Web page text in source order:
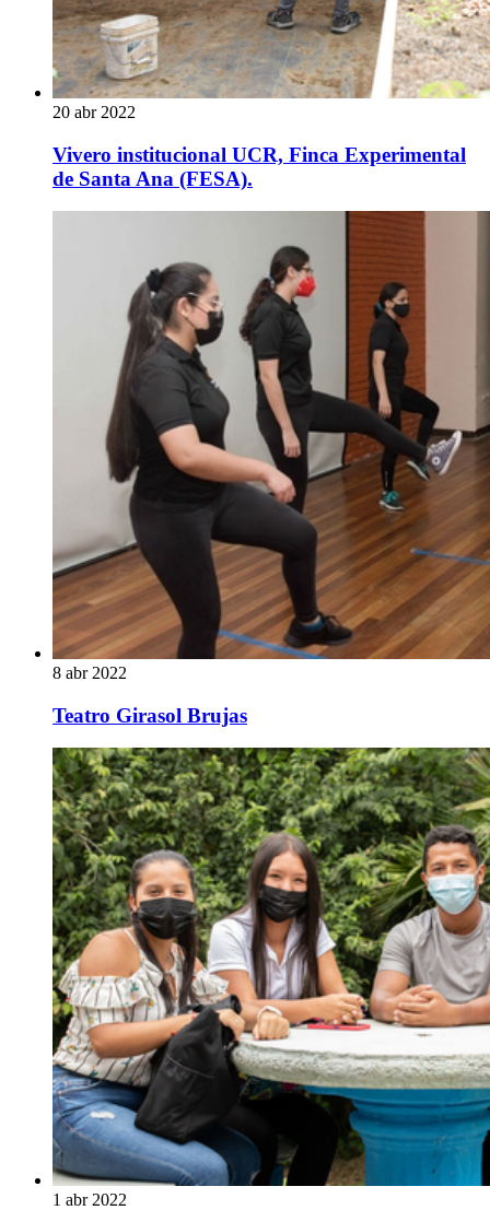
20 abr 2022
Vivero institucional UCR, Finca Experimental
de Santa Ana (FESA).
8 abr 2022
Teatro Girasol Brujas
1 abr 2022